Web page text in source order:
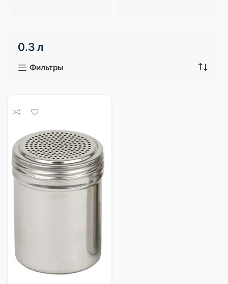
3 продукта
0.3 л
Фильтры